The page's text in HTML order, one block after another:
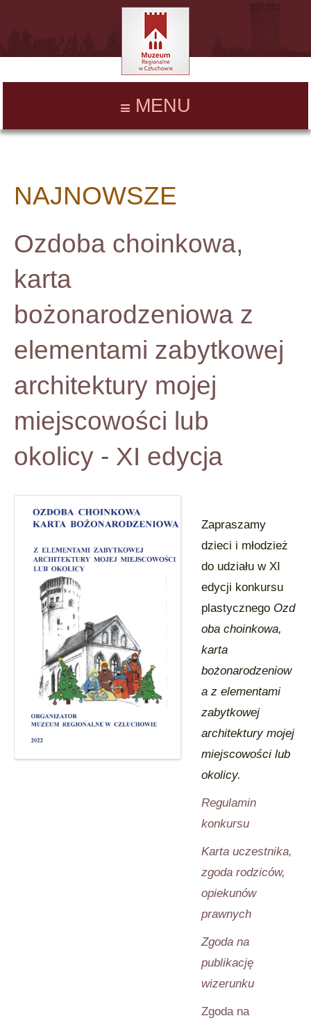
MENU
NAJNOWSZE
Ozdoba choinkowa,
karta
bożonarodzeniowa z
elementami zabytkowej
architektury mojej
miejscowości lub
okolicy - XI edycja
Zapraszamy
dzieci i młodzież
do udziału w XI
edycji konkursu
plastycznego Ozd
oba choinkowa,
karta
bożonarodzeniow
a z elementami
zabytkowej
architektury mojej
miejscowości lub
okolicy.
Regulamin
konkursu
Karta uczestnika,
zgoda rodziców,
opiekunów
prawnych
Zgoda na
publikację
wizerunku
Zgoda na